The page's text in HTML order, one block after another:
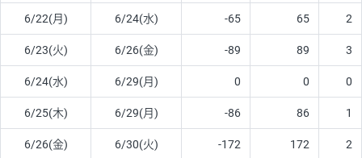
6/22(月) 6/24(水) -65 65 2
6/23(火) 6/26(金) -89 89 3
6/24(水) 6/29(月) 0 0 0
6/25(木) 6/29(月) -86 86 1
6/26(金) 6/30(火) -172 172 2